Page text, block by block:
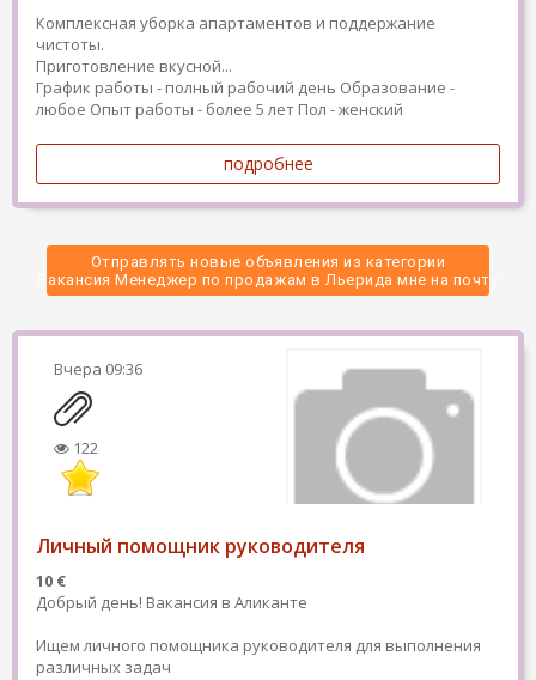
Комплексная уборка апартаментов и поддержание
чистоты.
Приготовление вкусной...
График работы - полный рабочий день Образование -
любое Опыт работы - более 5 лет Пол - женский
подробнее
Отправлять новые объявления из категории
Вакансия Менеджер по продажам в Льерида мне на почту
Вчера 09:36
122
Личный помощник руководителя
10 €
Добрый день! Вакансия в Аликанте
Ищем личного помощника руководителя для выполнения
различных задач